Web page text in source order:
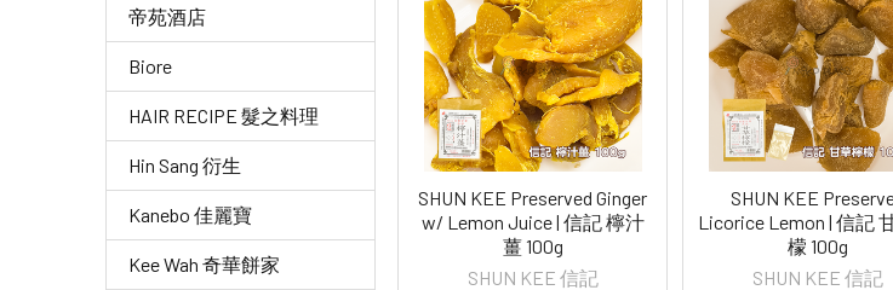
帝苑酒店
Biore
HAIR RECIPE 髮之料理
Hin Sang 衍生
Kanebo 佳麗寶
Kee Wah 奇華餅家
SHUN KEE Preserved Ginger
w/ Lemon Juice | 信記 檸汁
薑 100g
SHUN KEE 信記
SHUN KEE
Licorice Lemon | 信記
檬 100g
SHUN KEE 信記